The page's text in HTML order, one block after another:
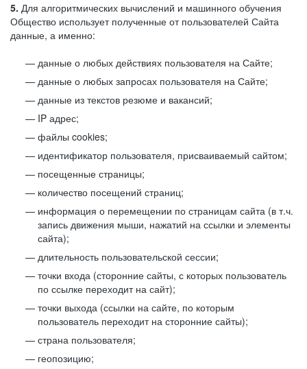
5. Для алгоритмических вычислений и машинного обучения
Общество использует полученные от пользователей Сайта
данные, а именно:
данные о любых действиях пользователя на Сайте;
данные о любых запросах пользователя на Сайте;
данные из текстов резюме и вакансий;
IP адрес;
файлы cookies;
идентификатор пользователя, присваиваемый сайтом;
посещенные страницы;
количество посещений страниц;
информация о перемещении по страницам сайта (в т.ч.
запись движения мыши, нажатий на ссылки и элементы
сайта);
длительность пользовательской сессии;
точки входа (сторонние сайты, с которых пользователь
по ссылке переходит на сайт);
точки выхода (ссылки на сайте, по которым
пользователь переходит на сторонние сайты);
страна пользователя;
геопозицию;